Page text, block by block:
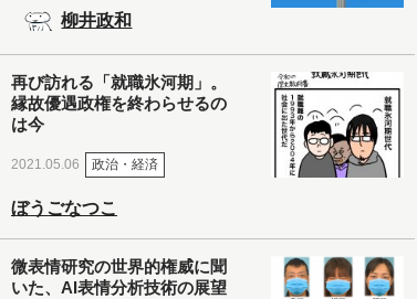
柳井政和
再び訪れる「就職氷河期」。
縁故優遇政権を終わらせるの
は今
2021.05.06 政治・経済
ぼうごなつこ
微表情研究の世界的権威に聞
いた、AI表情分析技術の展望